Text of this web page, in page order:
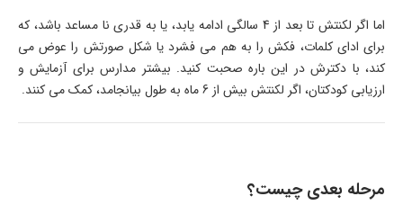
اما اگر لکنتش تا بعد از 4 سالگی ادامه یابد، یا به قدری نا مساعد باشد، که
برای ادای کلمات، فکش را به هم می فشرد یا شکل صورتش را عوض می
کند، با دکترش در این باره صحبت کنید. بیشتر مدارس برای آزمایش و
ارزیابی کودکتان، اگر لکنتش بیش از 6 ماه به طول بیانجامد، کمک می کنند.
مرحله بعدی چیست؟